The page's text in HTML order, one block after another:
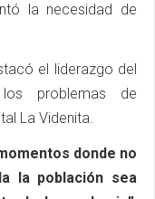
la necesidad de
el liderazgo del
problemas de
La Videnita.
donde no
la población sea